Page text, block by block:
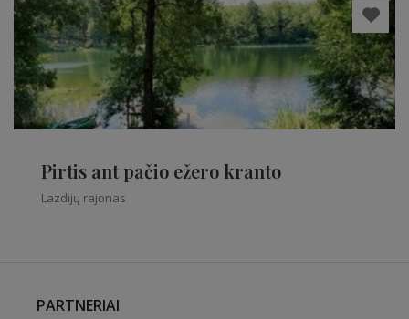
Pirtis ant pačio ežero kranto
Lazdijų rajonas
PARTNERIAI